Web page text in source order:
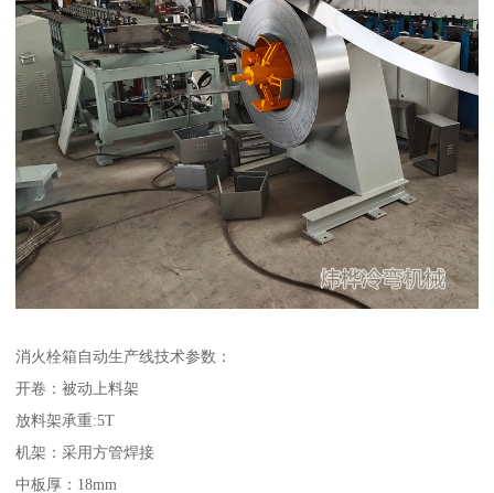
消火栓箱自动生产线技术参数：
开卷：被动上料架
放料架承重:5T
机架：采用方管焊接
中板厚：18mm